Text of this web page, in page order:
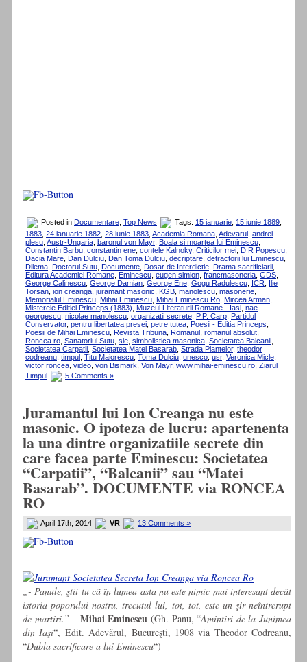
Posted in Documentare Top News Tags: 15 ianuarie 15 iunie 1889
1883 24 ianuarie 1882 28 iunie 1883 Academia Romana Adevarul
andrei
plesu Austr-Ungaria baronul von Mayr, Boala si moartea lui Eminescu
Constantin Barbu constantin ene contele Kalnoky, Criticilor mei D R Popescu
Dacia Mare
Dan Dulciu Dan Toma Dulciu decriptare detractorii lui Eminescu
Dilema
Doctorul Sutu Documente Dosar de Interdictie Drama sacrificiarii
Editura Academiei Romane
Eminescu eugen simion francmasoneria GDS
George Calinescu George Damian George Ene Gogu Radulescu ICR
Ilie
Torsan ion creanga juramant masonic KGB manolescu masonerie
Memorialul Eminescu Mihai Eminescu Mihai Eminescu Ro Mircea Arman
Misterele Editiei Princeps (1883)
Muzeul Literaturii Romane - Iasi nae
georgescu nicolae manolescu organizatii secrete P.P. Carp
Partidul
Conservator, pentru libertatea presei petre tutea Poesii - Editia Princeps
Poesii de Mihai Eminescu
Revista Tribuna Romanul romanul absolut
Roncea.ro Sanatoriul Sutu sie simbolistica masonica Societatea Balcanii
Societatea Carpatii Societatea Matei Basarab Strada Plantelor, theodor
codreanu timpul Titu Maiorescu Toma Dulciu unesco usr, Veronica Micle
victor roncea video von Bismark Von Mayr, www.mihai-eminescu.ro Ziarul
Timpul
5 Comments »
Juramantul lui Ion Creanga nu este
masonic. O ipoteza de lucru: apartenenta
la una dintre organizatiile secrete din
care facea parte Eminescu: Societatea
“Carpatii”, “Balcanii” sau “Matei
Basarab”. DOCUMENTE via RONCEA
RO
April 17th, 2014 VR 13 Comments »
„- Panule, ştii tu cã în lumea asta nu este nimic mai interesant decât
istoria poporului nostru, trecutul lui, tot, tot, este un şir neîntrerupt
de martiri.” – Mihai Eminescu (Gh. Panu, “Amintiri de la Junimea
din Iaşi“, Edit. Adevãrul, Bucureşti, 1908 via Theodor Codreanu,
“Dubla sacrificare a lui Eminescu“)